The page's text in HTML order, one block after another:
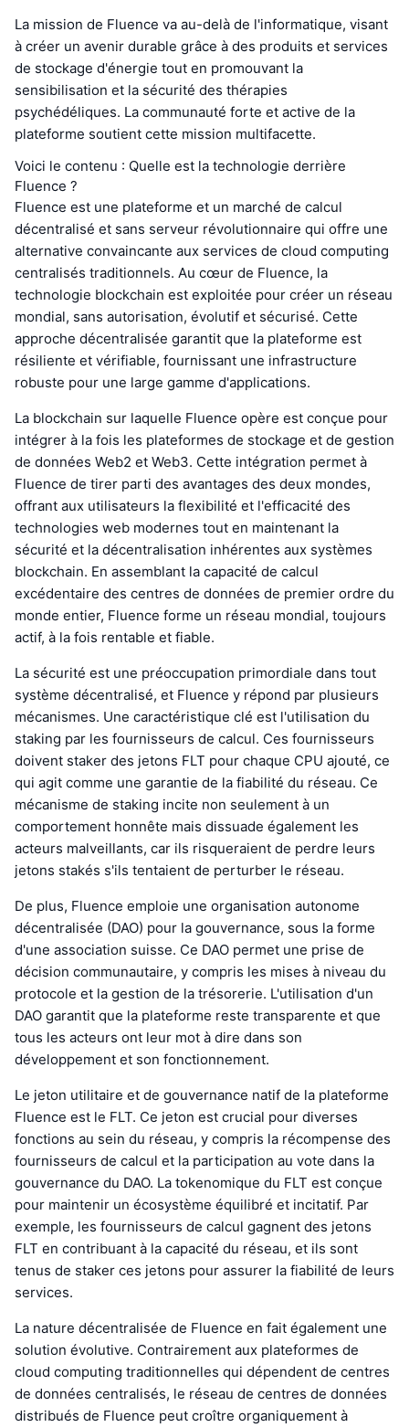
La mission de Fluence va au-delà de l'informatique, visant
à créer un avenir durable grâce à des produits et services
de stockage d'énergie tout en promouvant la
sensibilisation et la sécurité des thérapies
psychédéliques. La communauté forte et active de la
plateforme soutient cette mission multifacette.
Voici le contenu : Quelle est la technologie derrière
Fluence ?
Fluence est une plateforme et un marché de calcul
décentralisé et sans serveur révolutionnaire qui offre une
alternative convaincante aux services de cloud computing
centralisés traditionnels. Au cœur de Fluence, la
technologie blockchain est exploitée pour créer un réseau
mondial, sans autorisation, évolutif et sécurisé. Cette
approche décentralisée garantit que la plateforme est
résiliente et vérifiable, fournissant une infrastructure
robuste pour une large gamme d'applications.
La blockchain sur laquelle Fluence opère est conçue pour
intégrer à la fois les plateformes de stockage et de gestion
de données Web2 et Web3. Cette intégration permet à
Fluence de tirer parti des avantages des deux mondes,
offrant aux utilisateurs la flexibilité et l'efficacité des
technologies web modernes tout en maintenant la
sécurité et la décentralisation inhérentes aux systèmes
blockchain. En assemblant la capacité de calcul
excédentaire des centres de données de premier ordre du
monde entier, Fluence forme un réseau mondial, toujours
actif, à la fois rentable et fiable.
La sécurité est une préoccupation primordiale dans tout
système décentralisé, et Fluence y répond par plusieurs
mécanismes. Une caractéristique clé est l'utilisation du
staking par les fournisseurs de calcul. Ces fournisseurs
doivent staker des jetons FLT pour chaque CPU ajouté, ce
qui agit comme une garantie de la fiabilité du réseau. Ce
mécanisme de staking incite non seulement à un
comportement honnête mais dissuade également les
acteurs malveillants, car ils risqueraient de perdre leurs
jetons stakés s'ils tentaient de perturber le réseau.
De plus, Fluence emploie une organisation autonome
décentralisée (DAO) pour la gouvernance, sous la forme
d'une association suisse. Ce DAO permet une prise de
décision communautaire, y compris les mises à niveau du
protocole et la gestion de la trésorerie. L'utilisation d'un
DAO garantit que la plateforme reste transparente et que
tous les acteurs ont leur mot à dire dans son
développement et son fonctionnement.
Le jeton utilitaire et de gouvernance natif de la plateforme
Fluence est le FLT. Ce jeton est crucial pour diverses
fonctions au sein du réseau, y compris la récompense des
fournisseurs de calcul et la participation au vote dans la
gouvernance du DAO. La tokenomique du FLT est conçue
pour maintenir un écosystème équilibré et incitatif. Par
exemple, les fournisseurs de calcul gagnent des jetons
FLT en contribuant à la capacité du réseau, et ils sont
tenus de staker ces jetons pour assurer la fiabilité de leurs
services.
La nature décentralisée de Fluence en fait également une
solution évolutive. Contrairement aux plateformes de
cloud computing traditionnelles qui dépendent de centres
de données centralisés, le réseau de centres de données
distribués de Fluence peut croître organiquement à